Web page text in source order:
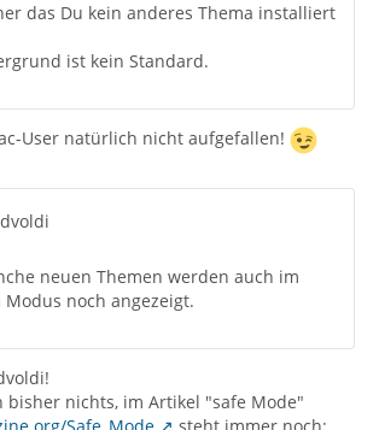
das Du kein anderes Thema installiert
ist kein Standard.
User natürlich nicht aufgefallen!
neuen Themen werden auch im
noch angezeigt.
bisher nichts, im Artikel "safe Mode"